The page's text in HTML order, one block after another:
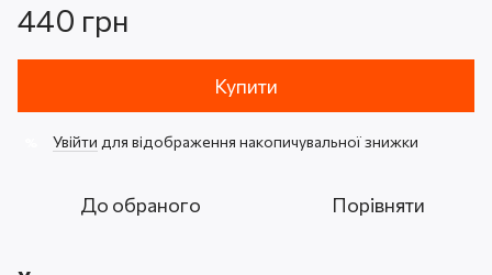
440 грн
Купити
Увійти для відображення накопичувальної знижки
До обраного Порівняти